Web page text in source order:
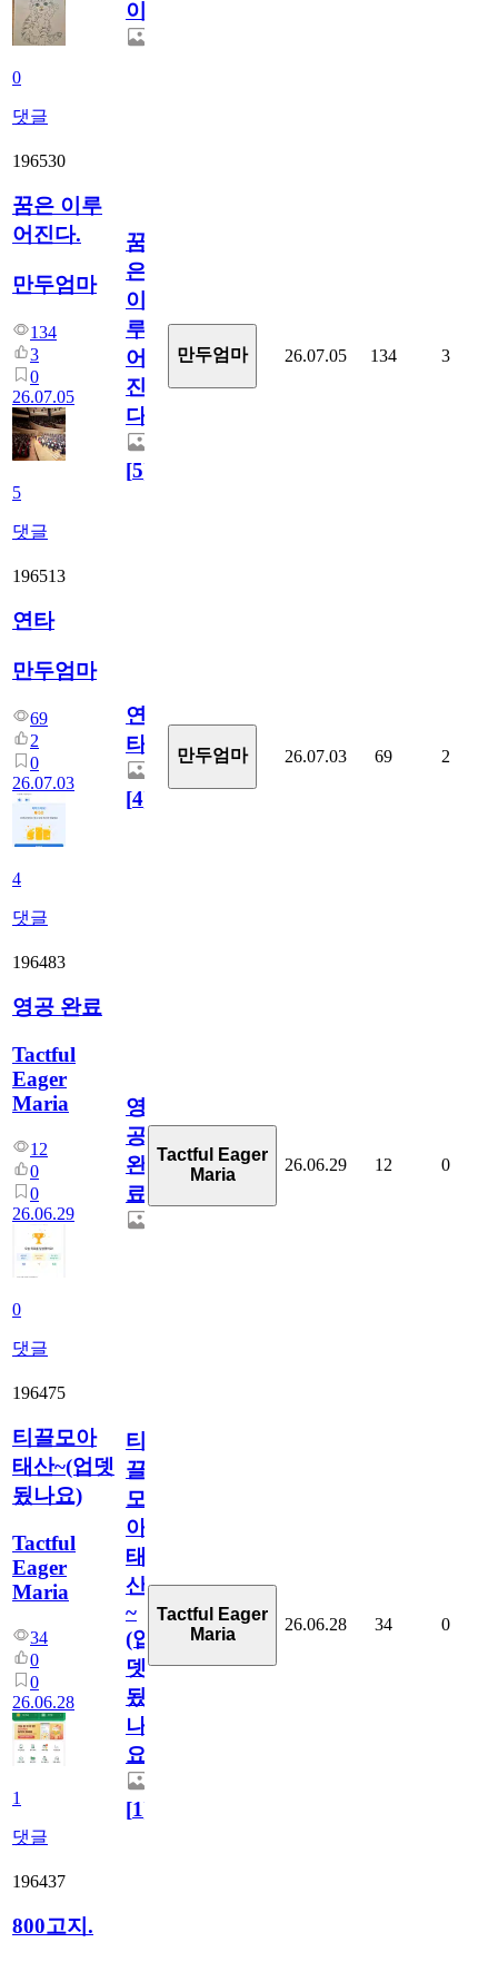
0
댓글
이
196530
꿈은 이루
어진다.
만두엄마
134
3
0
26.07.05
5
댓글
꿈
은
이
루
어
진
다.
[5]
만두엄마 26.07.05 134 3
196513
연타
만두엄마
69
2
0
26.07.03
4
댓글
연
타
[4]
만두엄마 26.07.03 69 2
196483
영공 완료
Tactful
Eager
Maria
12
0
0
26.06.29
0
댓글
영
공
완
료
Tactful Eager
Maria
26.06.29 12 0
196475
티끌모아
태산~(업뎃
됬나요)
Tactful
Eager
Maria
34
0
0
26.06.28
1
댓글
티
끌
모
아
태
산
~
(업
뎃
됬
나
요)
[1]
Tactful Eager
Maria
26.06.28 34 0
196437
800고지.